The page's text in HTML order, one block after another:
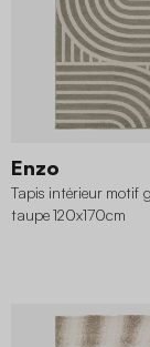
Enzo
Tapis intérieur motif
taupe 120x170cm